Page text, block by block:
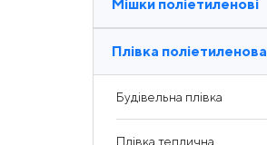
Мішки поліетиленові
Плівка поліетиленова
Будівельна плівка
Плівка теплична